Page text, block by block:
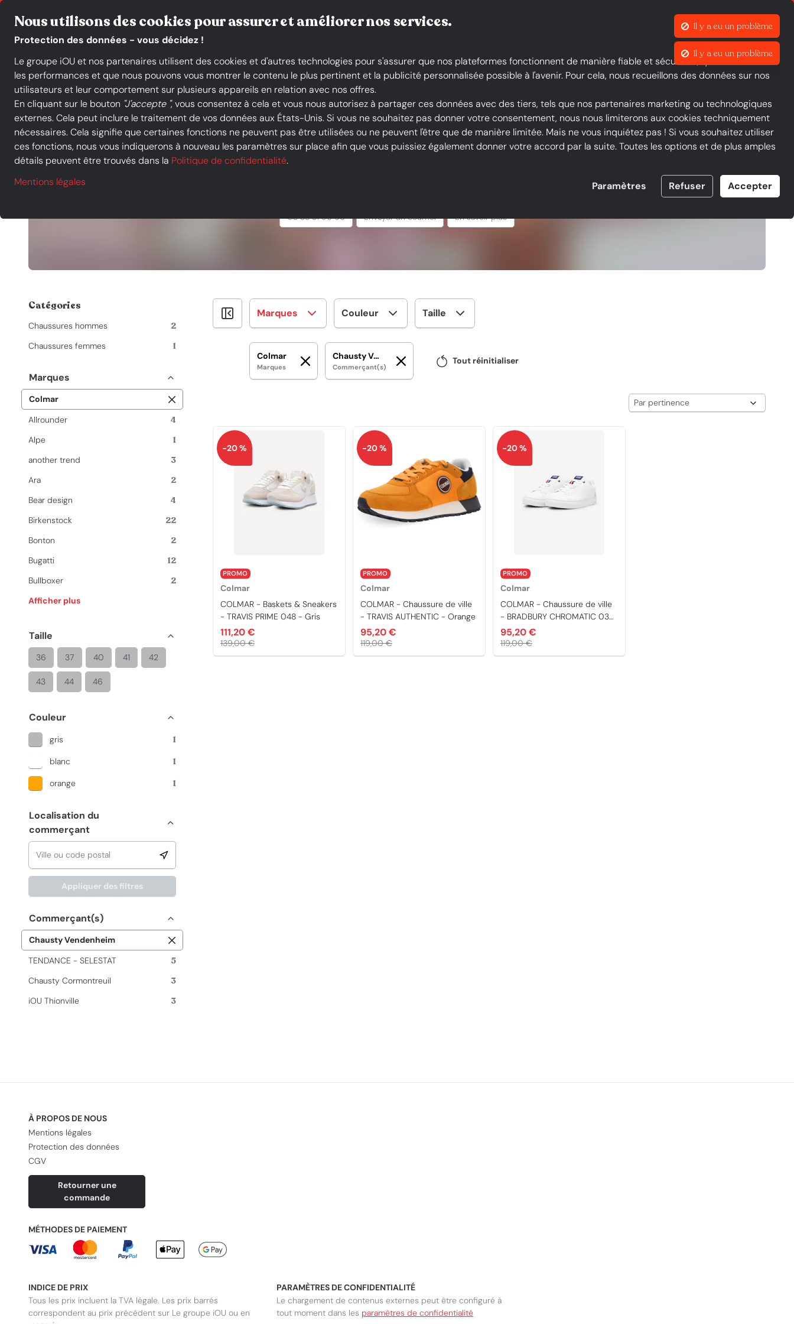
Nous utilisons des cookies pour assurer et améliorer nos services.
Protection des données - vous décidez !
Le groupe iOU et nos partenaires utilisent des cookies et d'autres technologies pour s'assurer que nos plateformes fonctionnent de manière fiable et sécurisée, que nous suivons
les performances et que nous pouvons vous montrer le contenu le plus pertinent et la publicité personnalisée possible à l'avenir. Pour cela, nous recueillons des données sur nos
utilisateurs et leur comportement sur plusieurs appareils en relation avec nos offres.
En cliquant sur le bouton "J'accepte ", vous consentez à cela et vous nous autorisez à partager ces données avec des tiers, tels que nos partenaires marketing ou technologiques
externes. Cela peut inclure le traitement de vos données aux États-Unis. Si vous ne souhaitez pas donner votre consentement, nous nous limiterons aux cookies techniquement
nécessaires. Cela signifie que certaines fonctions ne peuvent pas être utilisées ou ne peuvent l'être que de manière limitée. Mais ne vous inquiétez pas ! Si vous souhaitez utiliser
ces fonctions, nous vous indiquerons à nouveau les paramètres sur place afin que vous puissiez également donner votre accord par la suite. Toutes les options et de plus amples
détails peuvent être trouvés dans la Politique de confidentialité.
Mentions légales
Paramètres Refuser Accepter
Liste de favoris
Catégories de produits
Chausty Vendenheim
03 88 81 96 96
Envoyer un courriel
En savoir plus
Catégories
Chaussures hommes 2
Chaussures femmes 1
Marques
Colmar
Allrounder
4
Alpe 1
another trend 3
Ara 2
Bear design 4
Birkenstock 22
Bonton 2
Bugatti 12
Bullboxer 2
Afficher plus
Taille
36 37 40 41 42
43 44 46
Couleur
gris 1
blanc 1
orange 1
Localisation du
commerçant
Appliquer des filtres
Commerçant(s)
Chausty Vendenheim
TENDANCE - SELESTAT
5
Chausty Cormontreuil 3
iOU Thionville 3
Marques Couleur Taille
Colmar
Marques
Chausty Vendenheim
Commerçant(s)
Tout réinitialiser
PROMO
Colmar
COLMAR - Baskets & Sneakers
- TRAVIS PRIME 048 - Gris
111,20 €
139,00 €
-20 %
PROMO
Colmar
COLMAR - Chaussure de ville
- TRAVIS AUTHENTIC - Orange
95,20 €
119,00 €
-20 %
PROMO
Colmar
COLMAR - Chaussure de ville
- BRADBURY CHROMATIC 033
- Blanc
95,20 €
119,00 €
-20 %
À PROPOS DE NOUS
Mentions légales
Protection des données
CGV
Retourner une
commande
MÉTHODES DE PAIEMENT
INDICE DE PRIX
Tous les prix incluent la TVA légale. Les prix barrés
correspondent au prix précédent sur Le groupe iOU ou en
PARAMÈTRES DE CONFIDENTIALITÉ
Le chargement de contenus externes peut être configuré à
tout moment dans les paramètres de confidentialité
Il y a eu un problème